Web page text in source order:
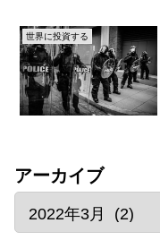
世界に投資する
アーカイブ